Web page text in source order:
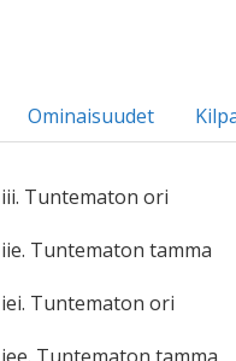
Ominaisuudet
iii. Tuntematon ori
iie. Tuntematon tamma
iei. Tuntematon ori